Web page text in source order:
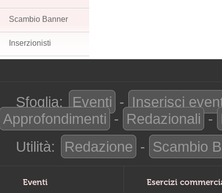
Scambio Banner
Inserzionisti
Sfoglia: Eventi - Inserisci
Approfondimenti - Redazionali -
Utilità:
Redazione - Scambio
Eventi Esercizi